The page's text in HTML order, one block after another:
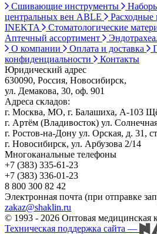
Сшивающие инструменты
центральных вен ABLE
Расходные
INEKTA
Стоматологические
Аптечный ассортимент
О компании
Оплата и доставка
конфиденциальности
Контакты
Юридический адрес
630090, Россия, Новосибирск,
ул. Демакова, 30, оф. 901
Адреса складов:
г. Москва, МО, г. Балашиха, А-103
г. Артём (Владивосток) ул.
г. Ростов-на-Дону ул. Орская, д. 31,
г. Новосибирск, ул. Арбузова 2/14
Многоканальные телефоны
+7 (383) 335-61-23
+7 (383) 336-01-23
8 800 300 82 42
Электронная почта (при отправке
zakaz@shaklin.ru
© 1993 - 2026 Оптовая медицинская
Техническая поддержка сайта —